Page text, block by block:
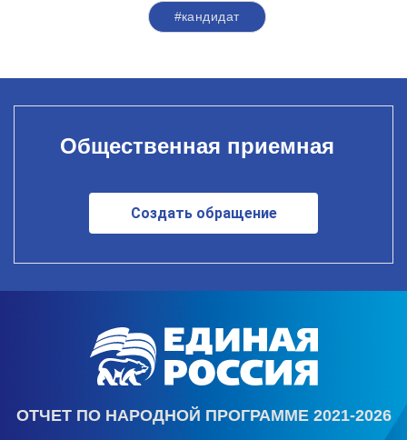
#кандидат
Общественная приемная
Создать обращение
ОТЧЕТ ПО НАРОДНОЙ ПРОГРАММЕ 2021-2026